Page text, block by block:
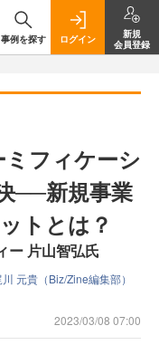
事例を探す ログイン
新規
会員登録
フィケーシ
──新規事業
トとは？
片山智弘氏
元貴（Biz/Zine編集部）
2023/03/08 07:00